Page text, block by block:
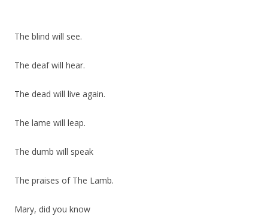
The blind will see.
The deaf will hear.
The dead will live again.
The lame will leap.
The dumb will speak
The praises of The Lamb.
Mary, did you know